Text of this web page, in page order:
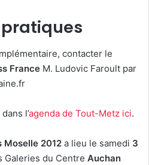
contacter le
France M. Ludovic Faroult par
l’agenda de Tout-Metz ici.
Moselle 2012 a lieu le samedi 3
Galeries du Centre Auchan